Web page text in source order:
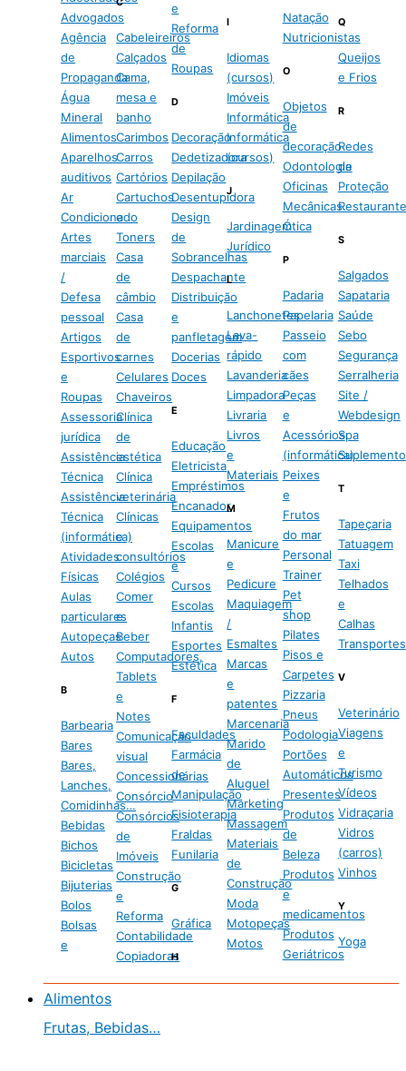
Advogados
Agência
de
Propaganda
Água
Mineral
Alimentos
Aparelhos
auditivos
Ar
Condicionado
Artes
marciais
/
Defesa
pessoal
Artigos
Esportivos
e
Roupas
Assessoria
jurídica
Assistência
Técnica
Assistência
Técnica
(informática)
Atividades
Físicas
Aulas
particulares
Autopeças
Autos
B
Barbearia
Bares
Bares,
Lanches,
Comidinhas…
Bebidas
Bichos
Bicicletas
Bijuterias
Bolos
Bolsas
e
Cabeleireiros
Calçados
Cama,
mesa e
banho
Carimbos
Carros
Cartórios
Cartuchos
e
Toners
Casa
de
câmbio
Casa
de
carnes
Celulares
Chaveiros
Clínica
de
estética
Clínica
veterinária
Clínicas
e
consultórios
Colégios
Comer
e
Beber
Computadores,
Tablets
e
Notes
Comunicação
visual
Concessionárias
Consórcio
Consórcios
de
Imóveis
Construção
e
Reforma
Contabilidade
Copiadoras
e
Reforma
de
Roupas
D
Decoração
Dedetizadora
Depilação
Desentupidora
Design
de
Sobrancelhas
Despachante
Distribuição
e
panfletagem
Docerias
Doces
E
Educação
Eletricista
Empréstimos
Encanador
Equipamentos
Escolas
e
Cursos
Escolas
Infantis
Esportes
Estética
F
Faculdades
Farmácia
de
Manipulação
Fisioterapia
Fraldas
Funilaria
G
Gráfica
H
I
Idiomas
(cursos)
Imóveis
Informática
Informática
(cursos)
J
Jardinagem
Jurídico
L
Lanchonetes
Lava-
rápido
Lavanderia
Limpadora
Livraria
Livros
e
Materiais
M
Manicure
e
Pedicure
Maquiagem
/
Esmaltes
Marcas
e
patentes
Marcenaria
Marido
de
Aluguel
Marketing
Massagem
Materiais
de
Construção
Moda
Motopeças
Motos
Natação
Nutricionistas
O
Objetos
de
decoração
Odontologia
Oficinas
Mecânicas
Ótica
P
Padaria
Papelaria
Passeio
com
cães
Peças
e
Acessórios
(informática)
Peixes
e
Frutos
do mar
Personal
Trainer
Pet
shop
Pilates
Pisos e
Carpetes
Pizzaria
Pneus
Podologia
Portões
Automáticos
Presentes
Produtos
de
Beleza
Produtos
e
medicamentos
Produtos
Geriátricos
Q
Queijos
e Frios
R
Redes
de
Proteção
S
Salgados
Sapataria
Saúde
Sebo
Segurança
Serralheria
Site /
Webdesign
Spa
T
Tapeçaria
Tatuagem
Taxi
Telhados
e
Calhas
Transportes
V
Veterinário
Viagens
e
Turismo
Vídeos
Vidraçaria
Vidros
(carros)
Vinhos
Y
Yoga
Alimentos
Frutas, Bebidas…